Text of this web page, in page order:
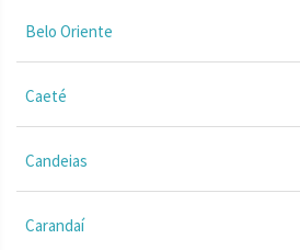
Belo Oriente
Caeté
Candeias
Carandaí